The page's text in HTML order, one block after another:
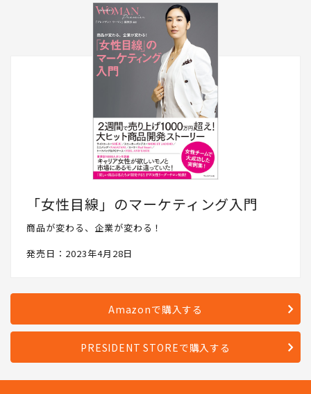
「女性目線」のマーケティング入門
商品が変わる、企業が変わる！
発売日：2023年4月28日
Amazonで購入する
PRESIDENT STOREで購入する